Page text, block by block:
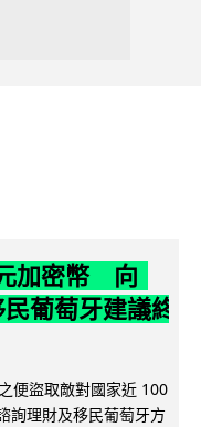
加密幣 向
葡萄牙建議終
便盜取敵對國家近 100
詢理財及移民葡萄牙方